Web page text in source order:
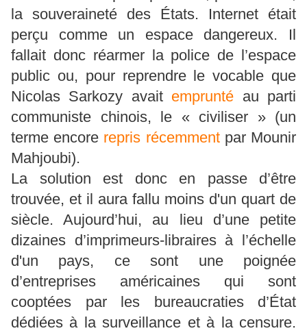
la souveraineté des États. Internet était
perçu comme un espace dangereux. Il
fallait donc réarmer la police de l’espace
public ou, pour reprendre le vocable que
Nicolas Sarkozy avait emprunté au parti
communiste chinois, le « civiliser » (un
terme encore repris récemmentpar Mounir
Mahjoubi).
La solution est donc en passe d’être
trouvée, et il aura fallu moins d'un quart de
siècle. Aujourd’hui, au lieu d’une petite
dizaines d’imprimeurs-libraires à l’échelle
d'un pays, ce sont une poignée
d’entreprises américaines qui sont
cooptées par les bureaucraties d’État
dédiées à la surveillance et à la censure.